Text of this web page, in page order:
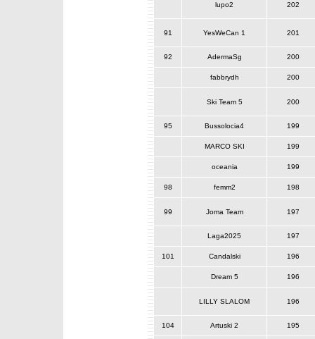
lupo2 202
91 YesWeCan 1 201
92 AdermaSg 200
fabbrydh 200
Ski Team 5 200
95 Bussolocia4 199
MARCO SKI 199
oceania 199
98 femm2 198
99 Joma Team 197
Laga2025 197
101 Candalski 196
Dream 5 196
LILLY SLALOM 196
104 Artuski 2 195